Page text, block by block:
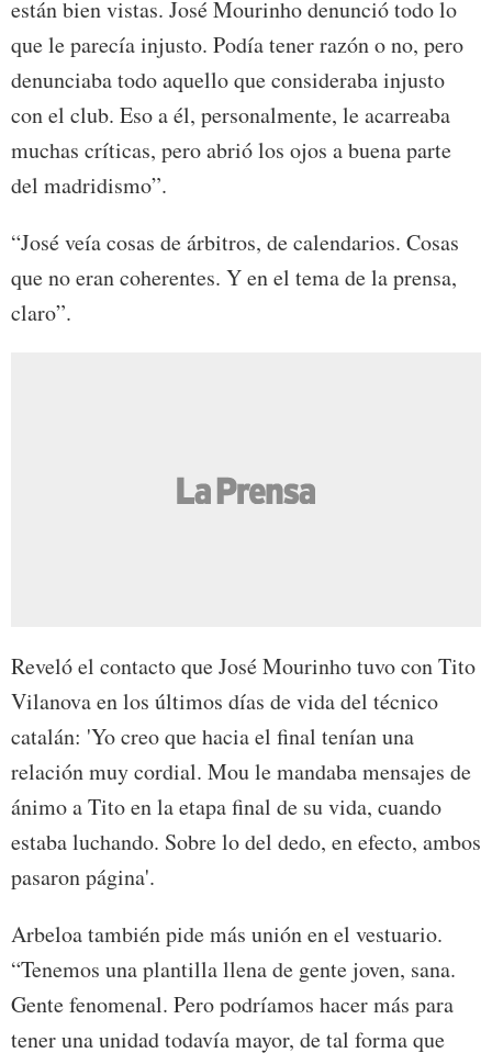
están bien vistas. José Mourinho denunció todo lo
que le parecía injusto. Podía tener razón o no, pero
denunciaba todo aquello que consideraba injusto
con el club. Eso a él, personalmente, le acarreaba
muchas críticas, pero abrió los ojos a buena parte
del madridismo”.
“José veía cosas de árbitros, de calendarios. Cosas
que no eran coherentes. Y en el tema de la prensa,
claro”.
Reveló el contacto que José Mourinho tuvo con Tito
Vilanova en los últimos días de vida del técnico
catalán: 'Yo creo que hacia el final tenían una
relación muy cordial. Mou le mandaba mensajes de
ánimo a Tito en la etapa final de su vida, cuando
estaba luchando. Sobre lo del dedo, en efecto, ambos
pasaron página'.
Arbeloa también pide más unión en el vestuario.
“Tenemos una plantilla llena de gente joven, sana.
Gente fenomenal. Pero podríamos hacer más para
tener una unidad todavía mayor, de tal forma que